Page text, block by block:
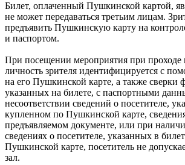
Билет, оплаченный Пушкинской картой,
не может передаваться третьим лицам.
предъявить Пушкинскую карту на
и паспортом.
При посещении мероприятия при проходе
личность зрителя идентифицируется с
на его Пушкинской карте, а также сверки
указанных на билете, с паспортными
несоответствии сведений о посетителе,
купленном по Пушкинской карте,
предъявляемом документе, или при
сведениях о посетителе, указанных в
Пушкинской карте, посетитель не
зал.